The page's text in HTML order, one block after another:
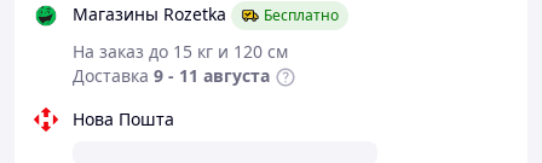
Магазины Rozetka
Бесплатно
На заказ до 15 кг и 120 см
Доставка 9 - 11 августа
Нова Пошта